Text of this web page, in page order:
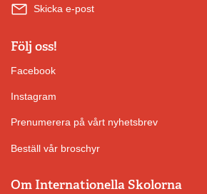
Skicka e-post
Följ oss!
Facebook
Instagram
Prenumerera på vårt nyhetsbrev
Beställ vår broschyr
Om Internationella Skolorna